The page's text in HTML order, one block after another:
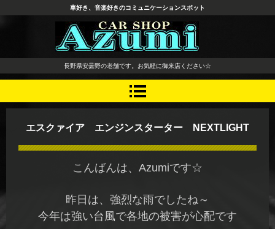
長野県 安曇野市 タイヤ ホ
イール デッドニング カーオ
ーディオ レカロシート
車好き、音楽好きのコミュニケーションスポット
長野県安曇野の老舗です。お気軽に御来店ください☆
エスクァイア エンジンスターター NEXTLIGHT
こんばんは、Azumiです☆
昨日は、強烈な雨でしたね～
今年は強い台風で各地の被害が心配です